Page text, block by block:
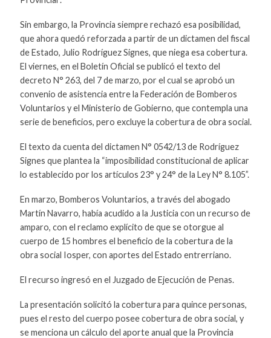
Sin embargo, la Provincia siempre rechazó esa posibilidad,
que ahora quedó reforzada a partir de un dictamen del fiscal
de Estado, Julio Rodríguez Signes, que niega esa cobertura.
El viernes, en el Boletín Oficial se publicó el texto del
decreto N° 263, del 7 de marzo, por el cual se aprobó un
convenio de asistencia entre la Federación de Bomberos
Voluntarios y el Ministerio de Gobierno, que contempla una
serie de beneficios, pero excluye la cobertura de obra social.
El texto da cuenta del dictamen N° 0542/13 de Rodríguez
Signes que plantea la “imposibilidad constitucional de aplicar
lo establecido por los artículos 23° y 24° de la Ley N° 8.105”.
En marzo, Bomberos Voluntarios, a través del abogado
Martín Navarro, había acudido a la Justicia con un recurso de
amparo, con el reclamo explícito de que se otorgue al
cuerpo de 15 hombres el beneficio de la cobertura de la
obra social Iosper, con aportes del Estado entrerriano.
El recurso ingresó en el Juzgado de Ejecución de Penas.
La presentación solicitó la cobertura para quince personas,
pues el resto del cuerpo posee cobertura de obra social, y
se menciona un cálculo del aporte anual que la Provincia